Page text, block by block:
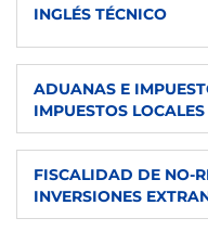
IDIOMA
TIPO
Obligatoria
IDIOMA
ECTS
TIPO
Obligatoria
DESCARGAR
CONSULTA GUÍA
S1
ECTS
INGLÉS TÉCNICO
DESCARGAR
CONSULTA GUÍA
S1
ADUANAS E
IMPUESTOS LOCALES
DESCARGAR
FISCALIDAD DE NO-
INVERSIONES